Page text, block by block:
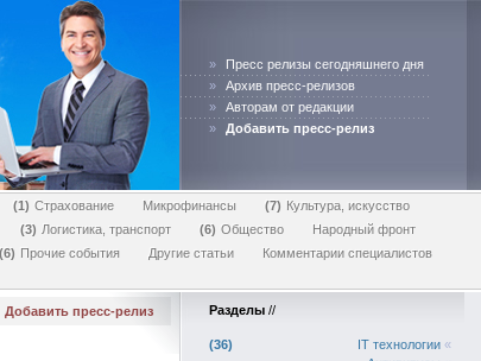
»
Пресс релизы сегодняшнего дня
»
Архив пресс-релизов
»
Авторам от редакции
»
Добавить пресс-релиз
1 Страхование Микрофинансы 7
Культура, искусство
3 Логистика, транспорт 6 Общество
Народный фронт
6 Прочие события Другие статьи
Комментарии специалистов
Добавить пресс-релиз Разделы //
36 IT технологии «